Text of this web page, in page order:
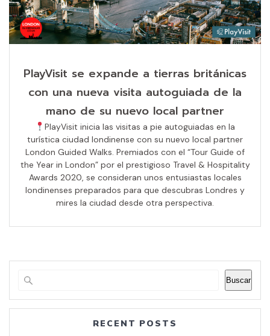
PlayVisit se expande a tierras británicas
con una nueva visita autoguiada de la
mano de su nuevo local partner
PlayVisit inicia las visitas a pie autoguiadas en la
turística ciudad londinense con su nuevo local partner
London Guided Walks. Premiados con el “Tour Guide of
the Year in London” por el prestigioso Travel & Hospitality
Awards 2020, se consideran unos entusiastas locales
londinenses preparados para que descubras Londres y
mires la ciudad desde otra perspectiva.
Buscar
RECENT POSTS